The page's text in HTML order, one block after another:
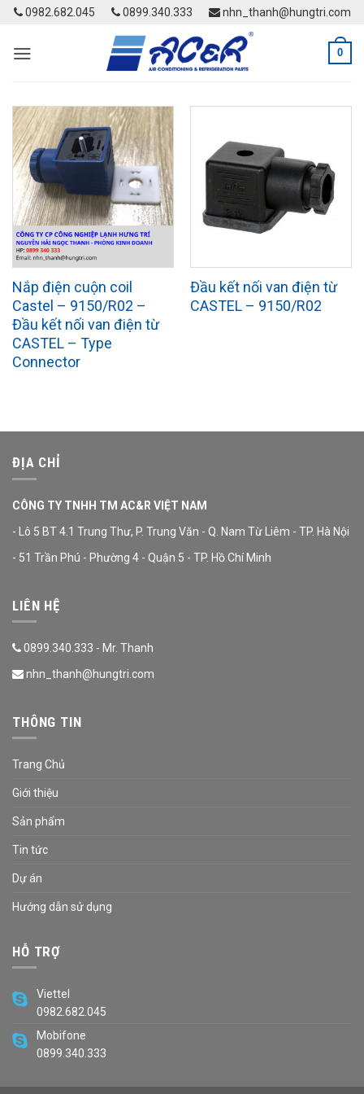
Skip
content
0982.682.045 0899.340.333 nhn_thanh@hungtri.com
0
Nắp điện cuộn coil
Castel – 9150/R02 –
Đầu kết nối van điện từ
CASTEL – Type
Connector
Đầu kết nối van điện từ
CASTEL – 9150/R02
ĐỊA CHỈ
CÔNG TY TNHH TM AC&R VIỆT NAM
- Lô 5 BT 4.1 Trung Thư, P. Trung Văn - Q. Nam Từ Liêm - TP. Hà Nội
- 51 Trần Phú - Phường 4 - Quận 5 - TP. Hồ Chí Minh
LIÊN HỆ
0899.340.333 - Mr. Thanh
nhn_thanh@hungtri.com
THÔNG TIN
Trang Chủ
Giới thiệu
Sản phẩm
Tin tức
Dự án
Hướng dẫn sử dụng
HỖ TRỢ
Viettel
0982.682.045
Mobifone
0899.340.333